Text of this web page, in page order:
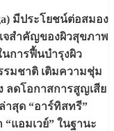
มีประโยชน์ต่อสมอง
จสำคัญของผิวสุขภาพ
นการฟื้นบำรุงผิว
รมชาติ เติมความชุ่ม
ลดโอกาสการสูญเสีย
สุด “อาร์ทิสทรี”
แอมเวย์” ในฐานะ